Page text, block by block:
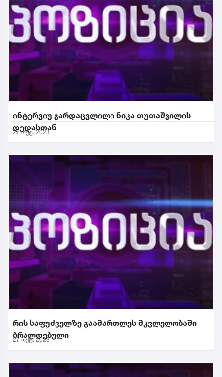
ინტერვიუ გარდაცვლილი ნიკა თუთაშვილის
დედასთან
27 ოქტ. 2023
რის საფუძველზე გაამართლეს მკვლელობაში
ბრალდებული
27 ოქტ. 2023